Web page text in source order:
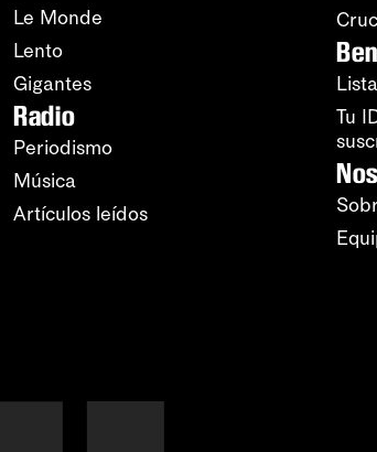
Le Monde
Lento
Gigantes
Radio
Periodismo
Música
Artículos leídos
Tu